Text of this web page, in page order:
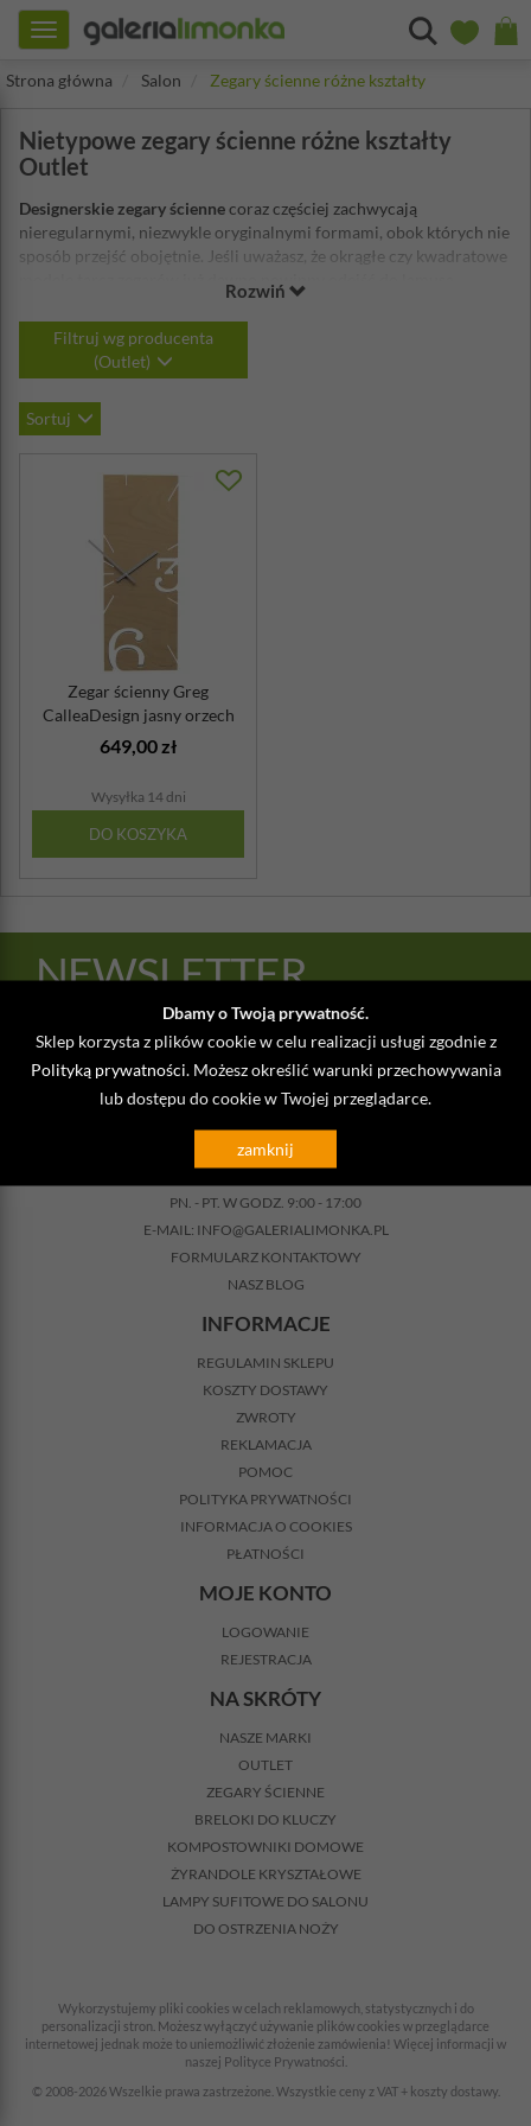
Dbamy o Twoją prywatność.
Sklep korzysta z plików cookie w celu realizacji usługi zgodnie z
Polityką prywatności . Możesz określić warunki przechowywania
lub dostępu do cookie w Twojej przeglądarce.
zamknij
Toggle
navigation
Strona główna
Salon Zegary ścienne różne kształty
Nietypowe zegary ścienne różne kształty
Outlet
Designerskie zegary ściennecoraz częściej zachwycają
nieregularnymi, niezwykle oryginalnymi formami, obok których nie
sposób przejść obojętnie. Jeśli uważasz, że okrągłe czy kwadratowe
koniecznie musisz przyjrzeć się produktom wyróżniającym się
niestandardowymi kształtami i kolorami. Nietypowe zegary ścienne
stworzą atrakcyjny dodatek do Twojego salonu, sypialni czy kuchni.
Czasami można je określi jako dziwne zegary, ale z pewnością nie
przejdzie się obok nich obojętnie.
Rozwiń
Filtruj wg producenta
(Outlet)
Sortuj
Zegar ścienny Greg
CalleaDesign jasny orzech
649,00 zł
Wysyłka 14 dni
DO KOSZYKA
NEWSLETTER
@ DODAJ
KONTAKT
PN. - PT. W GODZ. 9:00 - 17:00
E-MAIL: INFO@GALERIALIMONKA.PL
FORMULARZ KONTAKTOWY
NASZ BLOG
INFORMACJE
REGULAMIN SKLEPU
KOSZTY DOSTAWY
ZWROTY
REKLAMACJA
POMOC
POLITYKA PRYWATNOŚCI
INFORMACJA O COOKIES
PŁATNOŚCI
MOJE KONTO
LOGOWANIE
REJESTRACJA
NA SKRÓTY
NASZE MARKI
OUTLET
ZEGARY ŚCIENNE
BRELOKI DO KLUCZY
KOMPOSTOWNIKI DOMOWE
ŻYRANDOLE KRYSZTAŁOWE
LAMPY SUFITOWE DO SALONU
DO OSTRZENIA NOŻY
Wykorzystujemy pliki cookies w celach reklamowych, statystycznych i do
personalizacji stron. Możesz wyłączyć używanie plików cookies w przeglądarce
internetowej jednak może to uniemożliwić złożenie zamówienia! Więcej informacji w
naszej Polityce Prywatności.
© 2008-2026 Wszelkie prawa zastrzeżone. Wszystkie ceny z VAT + koszty dostawy.